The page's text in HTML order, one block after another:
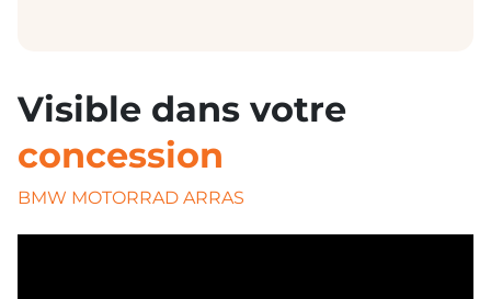
Visible dans votre
concession
BMW MOTORRAD ARRAS